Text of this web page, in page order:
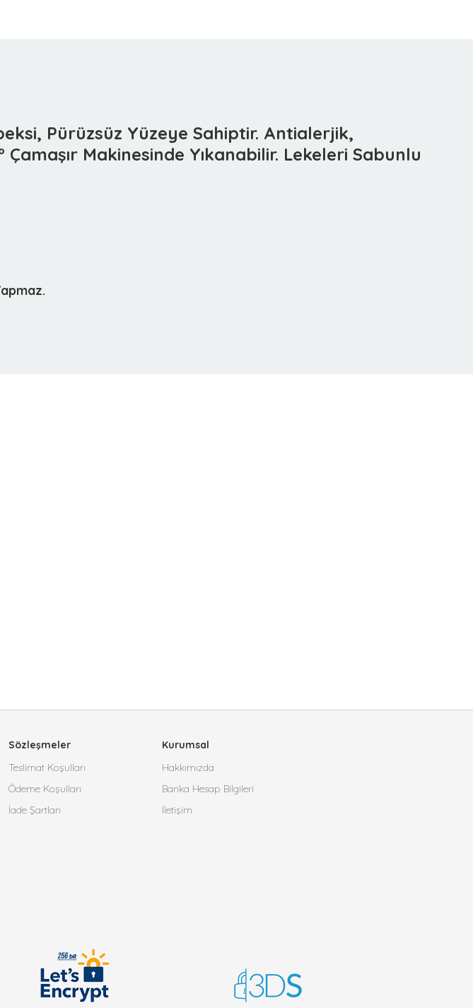
Pürüzsüz Yüzeye Sahiptir. Antialerjik,
Makinesinde Yıkanabilir. Lekeleri Sabunlu
Sözleşmeler
Teslimat Koşulları
Ödeme Koşulları
İade Şartları
Kurumsal
Hakkımızda
Banka Hesap Bilgileri
İletişim